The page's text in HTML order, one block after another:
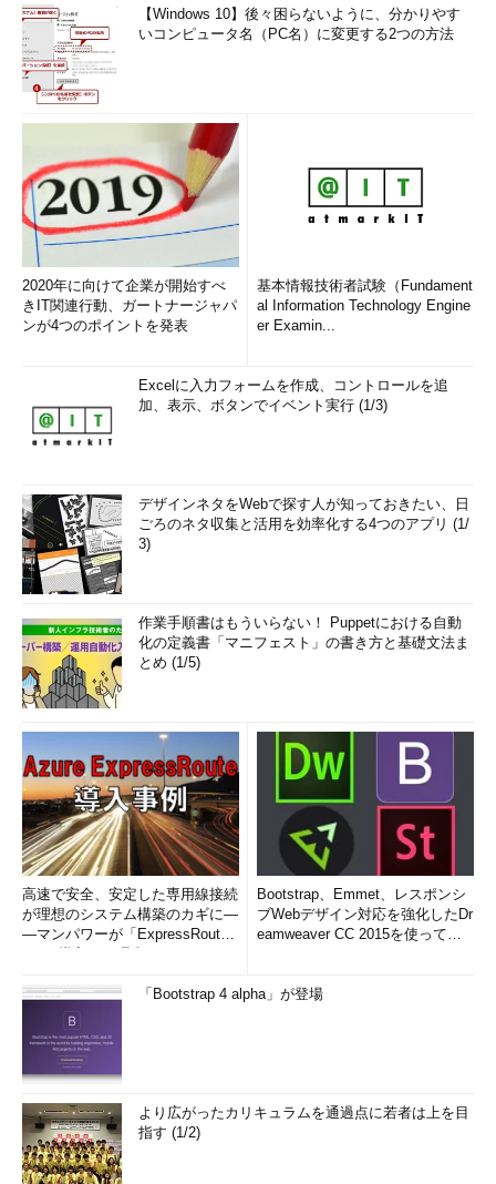
【Windows 10】後々困らないように、分かりやす
いコンピュータ名（PC名）に変更する2つの方法
2020年に向けて企業が開始すべ
きIT関連行動、ガートナージャパ
ンが4つのポイントを発表
基本情報技術者試験（Fundament
al Information Technology Engine
er Examin...
Excelに入力フォームを作成、コントロールを追
加、表示、ボタンでイベント実行 (1/3)
デザインネタをWebで探す人が知っておきたい、日
ごろのネタ収集と活用を効率化する4つのアプリ (1/
3)
作業手順書はもういらない！ Puppetにおける自動
化の定義書「マニフェスト」の書き方と基礎文法ま
とめ (1/5)
高速で安全、安定した専用線接続
が理想のシステム構築のカギに―
―マンパワーが「ExpressRout
Bootstrap、Emmet、レスポンシ
ブWebデザイン対応を強化したDr
eamweaver CC 2015を使って
「Bootstrap 4 alpha」が登場
より広がったカリキュラムを通過点に若者は上を目
指す (1/2)